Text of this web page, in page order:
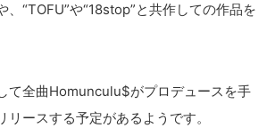
、“TOFU”や“18stop”と共作しての作品を
て全曲Homunculu$がプロデュースを手
リースする予定があるようです。